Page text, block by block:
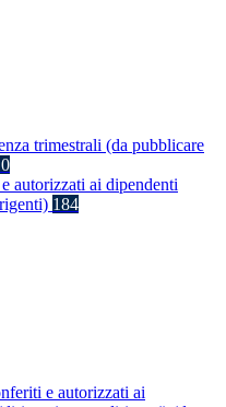
trimestrali (da pubblicare
autorizzati ai dipendenti
184
e autorizzati ai